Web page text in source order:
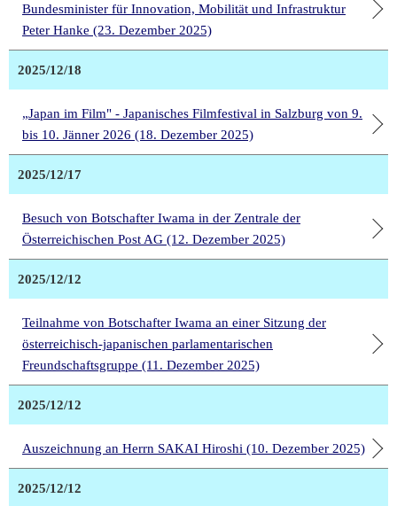
Bundesminister für Innovation, Mobilität und Infrastruktur
Peter Hanke (23. Dezember 2025)
2025/12/18
„Japan im Film" - Japanisches Filmfestival in Salzburg von 9.
bis 10. Jänner 2026 (18. Dezember 2025)
2025/12/17
Besuch von Botschafter Iwama in der Zentrale der
Österreichischen Post AG (12. Dezember 2025)
2025/12/12
Teilnahme von Botschafter Iwama an einer Sitzung der
österreichisch-japanischen parlamentarischen
Freundschaftsgruppe (11. Dezember 2025)
2025/12/12
Auszeichnung an Herrn SAKAI Hiroshi (10. Dezember 2025)
2025/12/12